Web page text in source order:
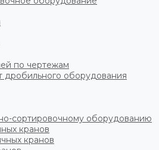
по чертежам
дробильного оборудования
сортировочному оборудованию
кранов
кранов